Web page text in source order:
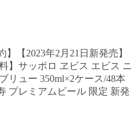
】【2023年2月21日新発売】
】サッポロ ヱビス エビス ニ
リュー 350ml×2ケース/48本
プレミアムビール 限定 新発